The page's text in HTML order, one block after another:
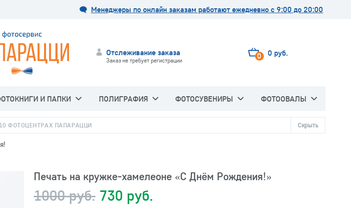
Менеджеры по онлайн заказам работают ежедневно с 9:00 до 20:00
Отслеживание заказа
Заказ не требует регистрации 0 0 руб.
И ПАПКИ ПОЛИГРАФИЯ ФОТОСУВЕНИРЫ ФОТООВАЛЫ
ФОТОЦЕНТРАХ ПАПАРАЦЦИ Скрыть
Печать на кружке-хамелеоне «С Днём Рождения!»
1000 руб. 730 руб.